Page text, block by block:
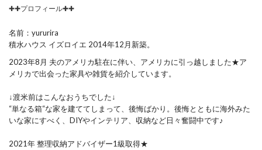
✚✚プロフィール✚✚
名前：yururira
積水ハウス イズロイエ 2014年12月新築。
2023年8月 夫のアメリカ駐在に伴い、アメリカに引っ越しました★ア
メリカで出会った家具や雑貨を紹介しています。
↓渡米前はこんなおうちでした↓
“単なる箱“な家を建ててしまって、後悔ばかり。後悔とともに海外みた
いな家にすべく、DIYやインテリア、収納など日々奮闘中です♪
2021年 整理収納アドバイザー1級取得★